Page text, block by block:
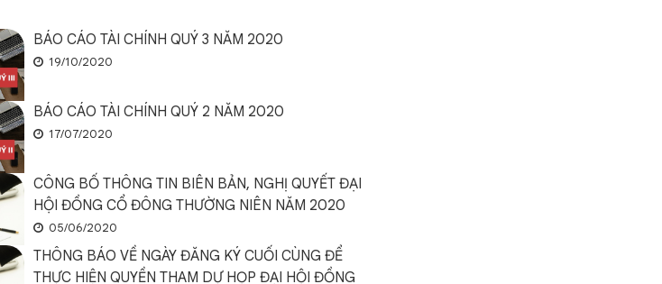
BÁO CÁO TÀI CHÍNH QUÝ 3 NĂM 2020
19/10/2020
BÁO CÁO TÀI CHÍNH QUÝ 2 NĂM 2020
17/07/2020
CÔNG BỐ THÔNG TIN BIÊN BẢN, NGHỊ QUYẾT ĐẠI
HỘI ĐỒNG CỔ ĐÔNG THƯỜNG NIÊN NĂM 2020
05/06/2020
THÔNG BÁO VỀ NGÀY ĐĂNG KÝ CUỐI CÙNG ĐỂ
THỰC HIỆN QUYỀN THAM DỰ HỌP ĐẠI HỘI ĐỒNG